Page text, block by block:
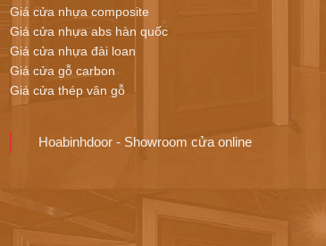
Giá cửa nhựa composite
Giá cửa nhựa abs hàn quốc
Giá cửa nhựa đài loan
Giá cửa gỗ carbon
Giá cửa thép vân gỗ
Hoabinhdoor - Showroom cửa online